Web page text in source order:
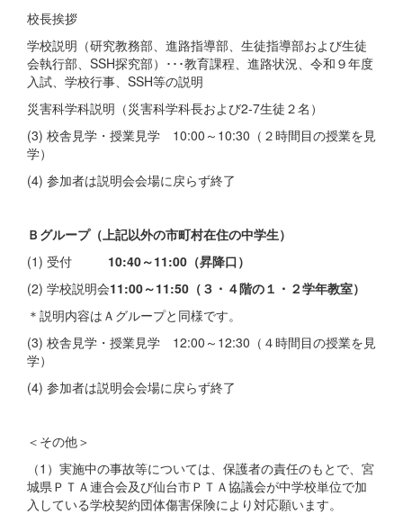
校長挨拶
学校説明（研究教務部、進路指導部、生徒指導部および生徒
会執行部、SSH探究部）･･･教育課程、進路状況、令和９年度
入試、学校行事、SSH等の説明
災害科学科説明（災害科学科長および2-7生徒２名）
(3) 校舎見学・授業見学 10:00～10:30（２時間目の授業を見
学）
(4) 参加者は説明会会場に戻らず終了
Ｂグループ（上記以外の市町村在住の中学生）
(1) 受付 10:40～11:00（昇降口）
(2) 学校説明会11:00～11:50（３・４階の１・２学年教室）
＊説明内容はＡグループと同様です。
(3) 校舎見学・授業見学 12:00～12:30（４時間目の授業を見
学）
(4) 参加者は説明会会場に戻らず終了
＜その他＞
（1）実施中の事故等については、保護者の責任のもとで、宮
城県ＰＴＡ連合会及び仙台市ＰＴＡ協議会が中学校単位で加
入している学校契約団体傷害保険により対応願います。